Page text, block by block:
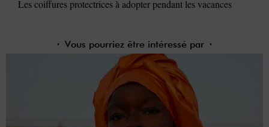
Les coiffures protectrices à adopter pendant les vacances
Vous pourriez être intéressé par